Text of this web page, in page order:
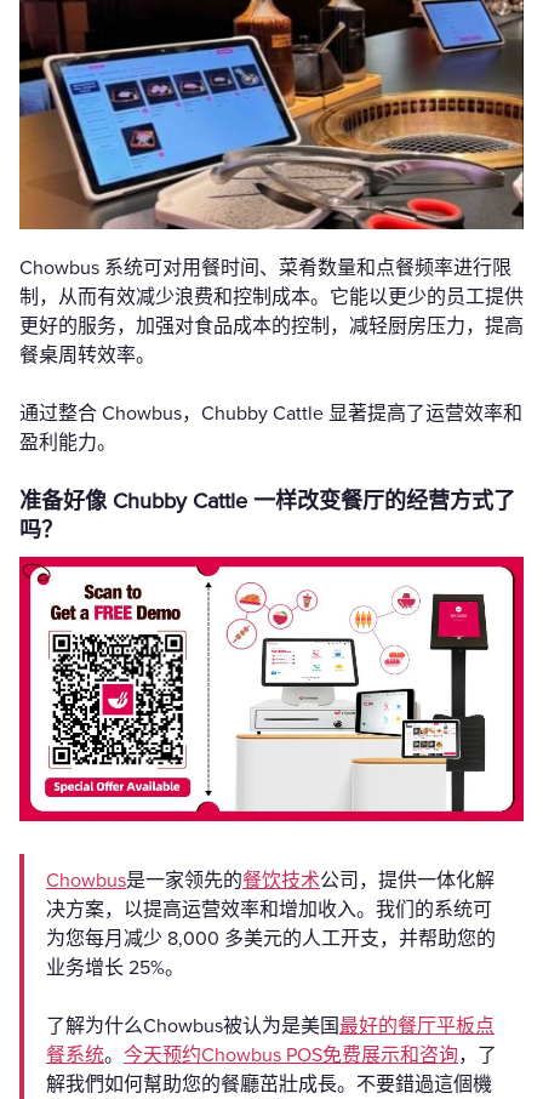
Chowbus 系统可对用餐时间、菜肴数量和点餐频率进行限
制，从而有效减少浪费和控制成本。它能以更少的员工提供
更好的服务，加强对食品成本的控制，减轻厨房压力，提高
餐桌周转效率。
通过整合 Chowbus，Chubby Cattle 显著提高了运营效率和
盈利能力。
准备好像 Chubby Cattle 一样改变餐厅的经营方式了
吗？
Chowbus是一家领先的餐饮技术公司，提供一体化解
决方案，以提高运营效率和增加收入。我们的系统可
为您每月减少 8,000 多美元的人工开支，并帮助您的
业务增长 25%。
了解为什么Chowbus被认为是美国最好的餐厅平板点
餐系统。 今天预约Chowbus POS免费展示和咨询，了
解我們如何幫助您的餐廳茁壯成長。不要錯過這個機